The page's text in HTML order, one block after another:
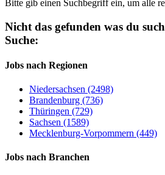
Bitte gib einen Suchbegriff ein, um alle
Nicht das gefunden was du
Suche:
Jobs nach Regionen
Niedersachsen (2498)
Brandenburg (736)
Thüringen (729)
Sachsen (1589)
Mecklenburg-Vorpommern (449)
Jobs nach Branchen